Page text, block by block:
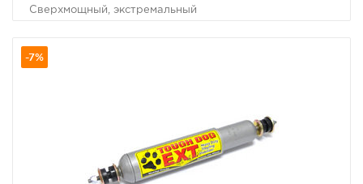
Сверхмощный, экстремальный
-7%